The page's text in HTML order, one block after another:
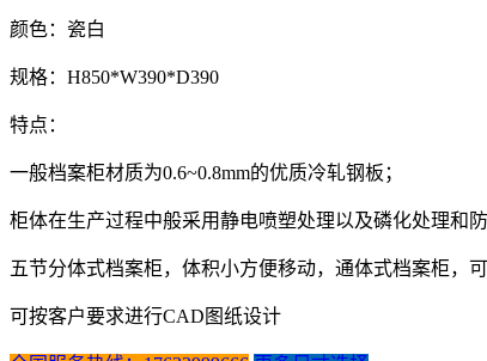
颜色：瓷白
规格：H850*W390*D390
特点：
一般档案柜材质为0.6~0.8mm的优质冷轧钢板；
柜体在生产过程中般采用静电喷塑处理以及磷化处理和防
五节分体式档案柜，体积小方便移动，通体式档案柜，
可按客户要求进行CAD图纸设计